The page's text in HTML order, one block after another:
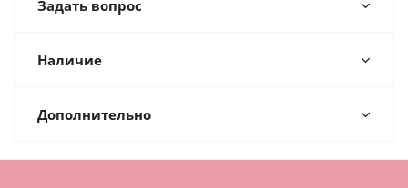
Задать вопрос
Наличие
Дополнительно